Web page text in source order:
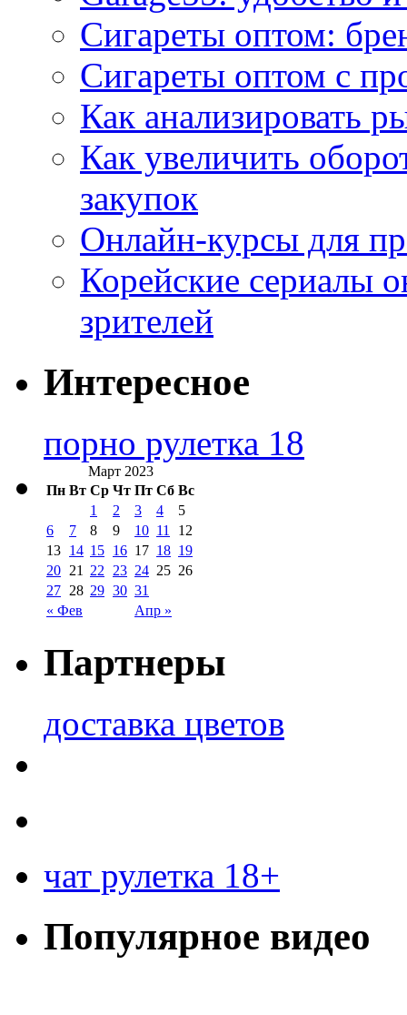
Сигареты оптом:
Сигареты оптом с
Как анализировать
Как увеличить
закупок
Онлайн-курсы для
Корейские сериалы
зрителей
Интересное
порно рулетка 18
Март 2023
Пн Вт Ср Чт Пт Сб Вс
« Фев Апр »
1 2 3 4
5
6
7 8 9 10 11
12
13 14 15 16 17 18 19
20 21 22 23 24 25 26
27 28 29 30 31
Партнеры
доставка цветов
чат рулетка 18+
Популярное видео